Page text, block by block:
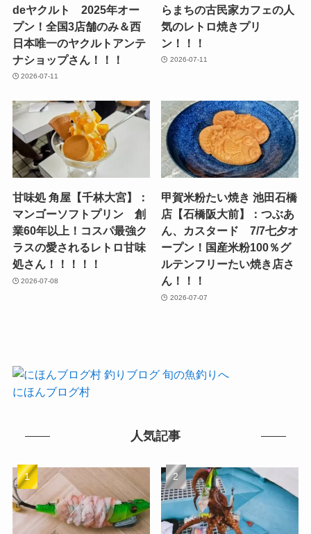
deヤクルト 2025年オー
プン！全国3店舗のみ＆西
日本唯一のヤクルトアンテ
ナショップさん！！！
2026-07-11
らまちの古民家カフェの人
気のレトロ焼きプリ
ン！！！
2026-07-11
甘味処 角屋【千林大宮】：
マンゴーソフトプリン 創
業60年以上！コスパ最強ク
ラスの愛されるレトロ甘味
処さん！！！！！
2026-07-08
甲賀米粉たい焼き 池田石橋
店【石橋阪大前】：つぶあ
ん、カスタード 7/7七夕オ
ープン！国産米粉100％グ
ルテンフリーたい焼き店さ
ん！！！
2026-07-07
にほんブログ村
人気記事